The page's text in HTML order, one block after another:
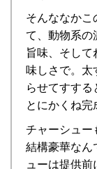
そんななかこ
て、動物系の
旨味、そし
味しさで。太
らせてすする
とにかくね完
チャーシュー
結構豪華なん
ューは提供